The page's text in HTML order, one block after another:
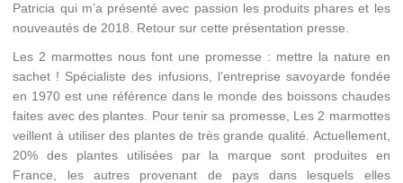
Patricia qui m’a présenté avec passion les produits phares et les
nouveautés de 2018. Retour sur cette présentation presse.
Les 2 marmottes nous font une promesse : mettre la nature en
sachet ! Spécialiste des infusions, l’entreprise savoyarde fondée
en 1970 est une référence dans le monde des boissons chaudes
faites avec des plantes. Pour tenir sa promesse, Les 2 marmottes
veillent à utiliser des plantes de très grande qualité. Actuellement,
20% des plantes utilisées par la marque sont produites en
France, les autres provenant de pays dans lesquels elles